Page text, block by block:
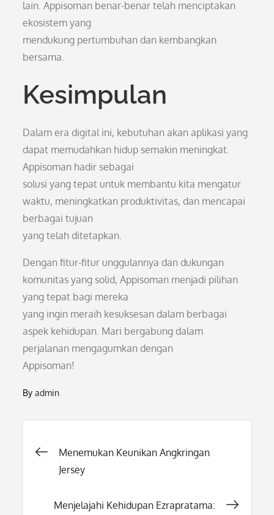
lain. Appisoman benar-benar telah menciptakan
ekosistem yang
mendukung pertumbuhan dan kembangkan
bersama.
Kesimpulan
Dalam era digital ini, kebutuhan akan aplikasi yang
dapat memudahkan hidup semakin meningkat.
Appisoman hadir sebagai
solusi yang tepat untuk membantu kita mengatur
waktu, meningkatkan produktivitas, dan mencapai
berbagai tujuan
yang telah ditetapkan.
Dengan fitur-fitur unggulannya dan dukungan
komunitas yang solid, Appisoman menjadi pilihan
yang tepat bagi mereka
yang ingin meraih kesuksesan dalam berbagai
aspek kehidupan. Mari bergabung dalam
perjalanan mengagumkan dengan
Appisoman!
Byadmin
Post
Menemukan Keunikan Angkringan
Jersey
Menjelajahi Kehidupan Ezrapratama: